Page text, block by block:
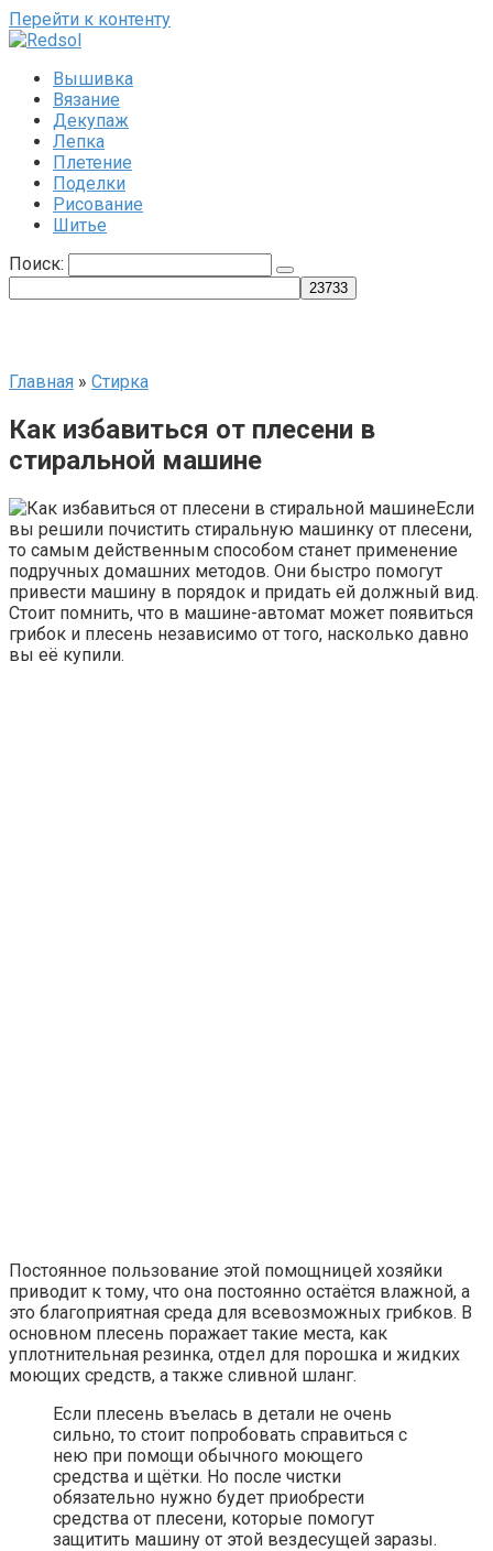
Перейти к контенту
Вышивка
Вязание
Декупаж
Лепка
Плетение
Поделки
Рисование
Шитье
Поиск:
Главная » Стирка
Как избавиться от плесени в
стиральной машине
Если
вы решили почистить стиральную машинку от плесени,
то самым действенным способом станет применение
подручных домашних методов. Они быстро помогут
привести машину в порядок и придать ей должный вид.
Стоит помнить, что в машине-автомат может появиться
грибок и плесень независимо от того, насколько давно
вы её купили.
Постоянное пользование этой помощницей хозяйки
приводит к тому, что она постоянно остаётся влажной, а
это благоприятная среда для всевозможных грибков. В
основном плесень поражает такие места, как
уплотнительная резинка, отдел для порошка и жидких
моющих средств, а также сливной шланг.
Если плесень въелась в детали не очень
сильно, то стоит попробовать справиться с
нею при помощи обычного моющего
средства и щётки. Но после чистки
обязательно нужно будет приобрести
средства от плесени, которые помогут
защитить машину от этой вездесущей заразы.